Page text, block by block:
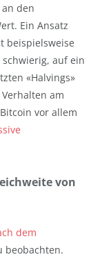
den
Ein Ansatz
beispielsweise
auf ein
«Halvings»
am
vor allem
von
dem
beobachten.